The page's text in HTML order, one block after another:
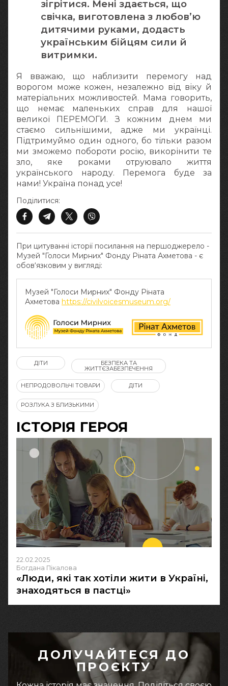
зігрітися. Мені здається, що
свічка, виготовлена з любов’ю
дитячими руками, додасть
українським бійцям сили й
витримки.
Я вважаю, що наблизити перемогу над
ворогом може кожен, незалежно від віку й
матеріальних можливостей. Мама говорить,
що немає маленьких справ для нашої
великої ПЕРЕМОГИ. З кожним днем ми
стаємо сильнішими, адже ми українці.
Підтримуймо один одного, бо тільки разом
ми зможемо побороти росію, викорінити те
зло, яке роками отруювало життя
українського народу. Перемога буде за
нами! Україна понад усе!
При цитуванні історії посилання на першоджерело -
Музей "Голоси Мирних" Фонду Ріната Ахметова - є
обов‘язковим у вигляді:
Музей "Голоси Мирних" Фонду Ріната
Ахметова https://civilvoicesmuseum.org/
Поділитися:
ДІТИ БЕЗПЕКА ТА
ЖИТТЄЗАБЕЗПЕЧЕННЯ
НЕПРОДОВОЛЬЧІ ТОВАРИ ДІТИ
РОЗЛУКА З БЛИЗЬКИМИ
ІСТОРІЯ ГЕРОЯ
22.02.2025
Богдана Пікалова
«Люди, які так хотіли жити в Україні,
знаходяться в пастці»
ДОЛУЧАЙТЕСЯ ДО
ПРОЄКТУ